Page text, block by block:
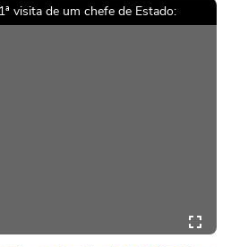
visita de um chefe de Estado: